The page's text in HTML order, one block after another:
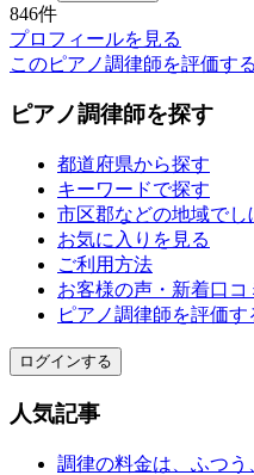
846件
プロフィールを見る
このピアノ調律師を評価する
ピアノ調律師を探す
都道府県から探す
キーワードで探す
市区郡などの地域でし
お気に入りを見る
ご利用方法
お客様の声・新着口コ
ピアノ調律師を評価す
ログインする
人気記事
調律の料金は、ふつう